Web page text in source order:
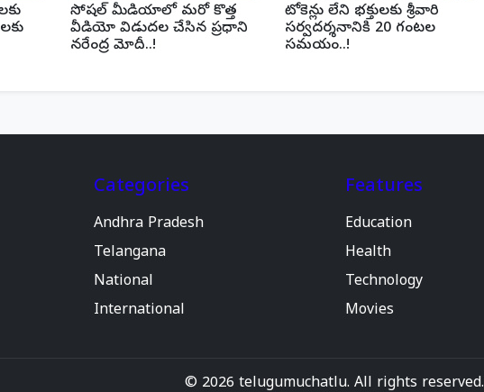
సోషల్ మీడియాలో మరో కొత్త
వీడియో విడుదల చేసిన ప్రధాని
నరేంద్ర మోదీ..!
టోకెన్లు లేని భక్తులకు శ్రీవారి
సర్వదర్శనానికి 20 గంటల
సమయం..!
Categories
Andhra Pradesh
Telangana
National
International
Features
Education
Health
Technology
Movies
© 2026 telugumuchatlu. All rights reserved.